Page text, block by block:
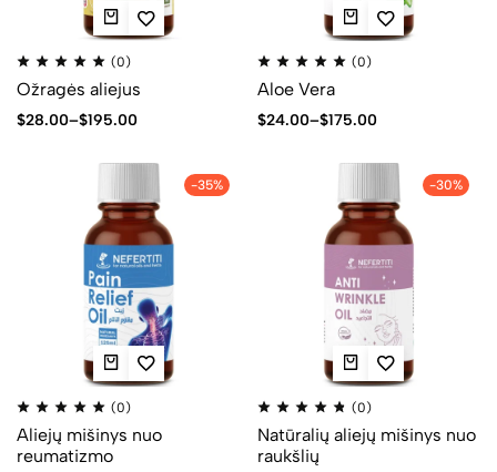
(0)
Ožragės aliejus
$28.00–$195.00
(0)
Aloe Vera
$24.00–$175.00
-35%
(0)
Aliejų mišinys nuo
reumatizmo
-30%
(0)
Natūralių aliejų mišinys nuo
raukšlių